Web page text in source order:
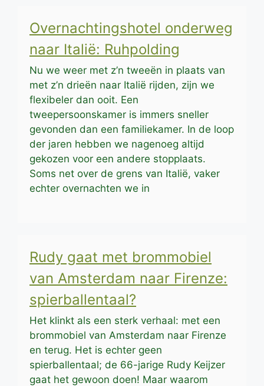
Overnachtingshotel onderweg
naar Italië: Ruhpolding
Nu we weer met z’n tweeën in plaats van
met z’n drieën naar Italië rijden, zijn we
flexibeler dan ooit. Een
tweepersoonskamer is immers sneller
gevonden dan een familiekamer. In de loop
der jaren hebben we nagenoeg altijd
gekozen voor een andere stopplaats.
Soms net over de grens van Italië, vaker
echter overnachten we in
Rudy gaat met brommobiel
van Amsterdam naar Firenze:
spierballentaal?
Het klinkt als een sterk verhaal: met een
brommobiel van Amsterdam naar Firenze
en terug. Het is echter geen
spierballentaal; de 66-jarige Rudy Keijzer
gaat het gewoon doen! Maar waarom